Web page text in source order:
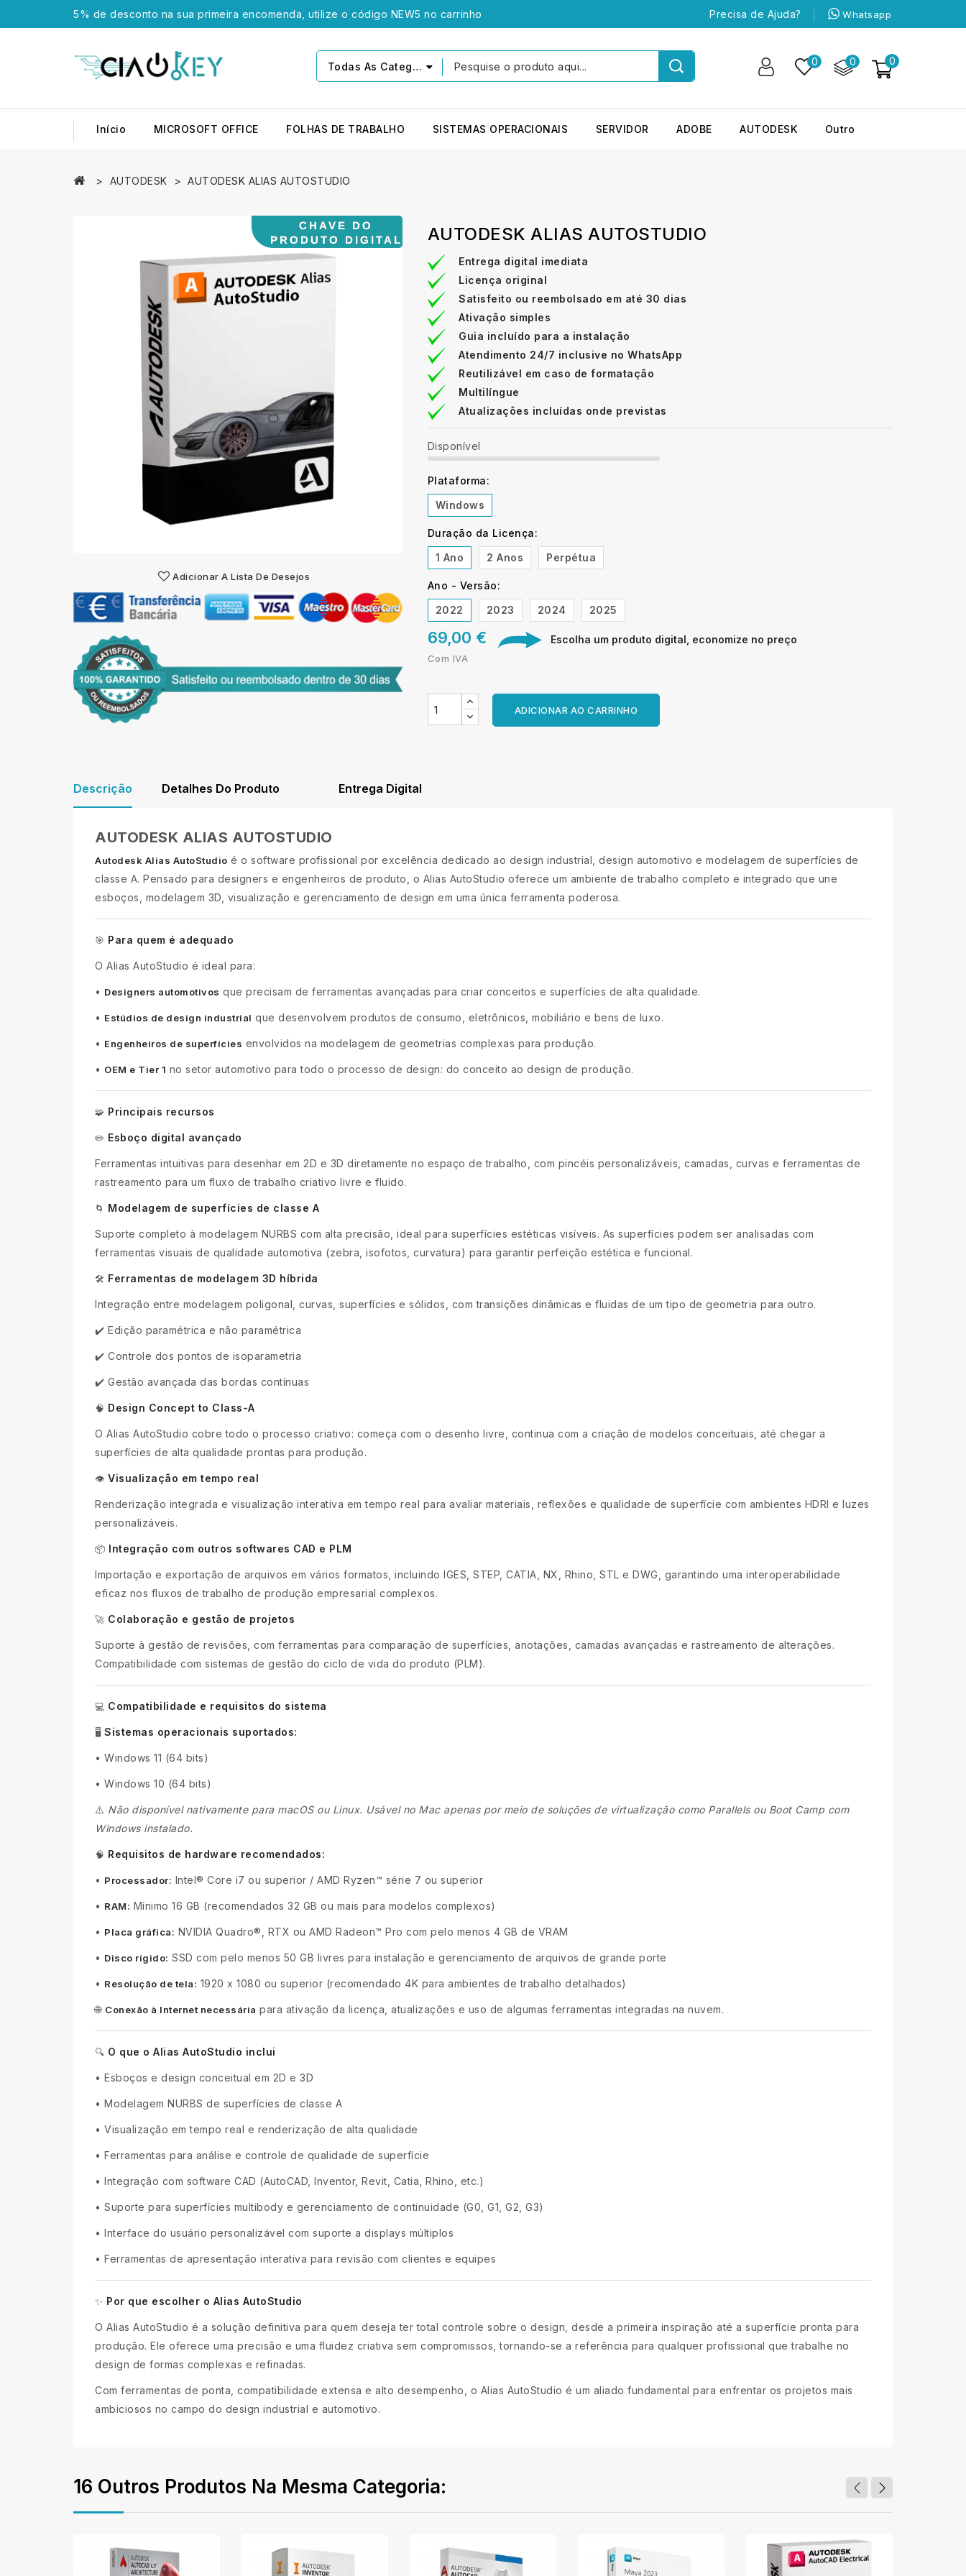
5% de desconto na sua primeira encomenda, utilize o código NEW5 no carrinho Whatsapp
Precisa de Ajuda?
0
0
0
Todas As Categorias
Início MICROSOFT OFFICE FOLHAS DE TRABALHO SISTEMAS OPERACIONAIS SERVIDOR ADOBE AUTODESK Outro
AUTODESK AUTODESK ALIAS AUTOSTUDIO
Adicionar A Lista De Desejos
AUTODESK ALIAS AUTOSTUDIO
Entrega digital imediata
Licença original
Satisfeito ou reembolsado em até 30 dias
Ativação simples
Guia incluído para a instalação
Atendimento 24/7 inclusive no WhatsApp
Reutilizável em caso de formatação
Multilíngue
Atualizações incluídas onde previstas
Disponível
Plataforma:
Windows
Duração da Licença:
1 Ano
2 Anos Perpétua
Ano - Versão:
2022
2023 2024 2025
69,00 € Escolha um produto digital, economize no preço
Com IVA
ADICIONAR AO CARRINHO
Descrição Detalhes Do Produto Entrega Digital
AUTODESK ALIAS AUTOSTUDIO
Autodesk Alias AutoStudio é o software profissional por excelência dedicado ao design industrial, design automotivo e modelagem de superfícies de
classe A. Pensado para designers e engenheiros de produto, o Alias AutoStudio oferece um ambiente de trabalho completo e integrado que une
esboços, modelagem 3D, visualização e gerenciamento de design em uma única ferramenta poderosa.
🎯 Para quem é adequado
O Alias AutoStudio é ideal para:
• Designers automotivos que precisam de ferramentas avançadas para criar conceitos e superfícies de alta qualidade.
• Estúdios de design industrial que desenvolvem produtos de consumo, eletrônicos, mobiliário e bens de luxo.
• Engenheiros de superfícies envolvidos na modelagem de geometrias complexas para produção.
• OEM e Tier 1 no setor automotivo para todo o processo de design: do conceito ao design de produção.
🧩 Principais recursos
✏️ Esboço digital avançado
Ferramentas intuitivas para desenhar em 2D e 3D diretamente no espaço de trabalho, com pincéis personalizáveis, camadas, curvas e ferramentas de
rastreamento para um fluxo de trabalho criativo livre e fluido.
🌀 Modelagem de superfícies de classe A
Suporte completo à modelagem NURBS com alta precisão, ideal para superfícies estéticas visíveis. As superfícies podem ser analisadas com
ferramentas visuais de qualidade automotiva (zebra, isofotos, curvatura) para garantir perfeição estética e funcional.
🛠️ Ferramentas de modelagem 3D híbrida
Integração entre modelagem poligonal, curvas, superfícies e sólidos, com transições dinâmicas e fluidas de um tipo de geometria para outro.
✔️ Edição paramétrica e não paramétrica
✔️ Controle dos pontos de isoparametria
✔️ Gestão avançada das bordas contínuas
🧠 Design Concept to Class-A
O Alias AutoStudio cobre todo o processo criativo: começa com o desenho livre, continua com a criação de modelos conceituais, até chegar a
superfícies de alta qualidade prontas para produção.
👁️ Visualização em tempo real
Renderização integrada e visualização interativa em tempo real para avaliar materiais, reflexões e qualidade de superfície com ambientes HDRI e luzes
personalizáveis.
📦 Integração com outros softwares CAD e PLM
Importação e exportação de arquivos em vários formatos, incluindo IGES, STEP, CATIA, NX, Rhino, STL e DWG, garantindo uma interoperabilidade
eficaz nos fluxos de trabalho de produção empresarial complexos.
🚀 Colaboração e gestão de projetos
Suporte à gestão de revisões, com ferramentas para comparação de superfícies, anotações, camadas avançadas e rastreamento de alterações.
Compatibilidade com sistemas de gestão do ciclo de vida do produto (PLM).
💻 Compatibilidade e requisitos do sistema
🖥️ Sistemas operacionais suportados:
• Windows 11 (64 bits)
• Windows 10 (64 bits)
⚠️ Não disponível nativamente para macOS ou Linux. Usável no Mac apenas por meio de soluções de virtualização como Parallels ou Boot Camp com
Windows instalado.
🧠 Requisitos de hardware recomendados:
• Processador: Intel® Core i7 ou superior / AMD Ryzen™ série 7 ou superior
• RAM: Mínimo 16 GB (recomendados 32 GB ou mais para modelos complexos)
• Placa gráfica: NVIDIA Quadro®, RTX ou AMD Radeon™ Pro com pelo menos 4 GB de VRAM
• Disco rígido: SSD com pelo menos 50 GB livres para instalação e gerenciamento de arquivos de grande porte
• Resolução de tela: 1920 x 1080 ou superior (recomendado 4K para ambientes de trabalho detalhados)
🌐 Conexão à Internet necessária para ativação da licença, atualizações e uso de algumas ferramentas integradas na nuvem.
🔍 O que o Alias AutoStudio inclui
• Esboços e design conceitual em 2D e 3D
• Modelagem NURBS de superfícies de classe A
• Visualização em tempo real e renderização de alta qualidade
• Ferramentas para análise e controle de qualidade de superfície
• Integração com software CAD (AutoCAD, Inventor, Revit, Catia, Rhino, etc.)
• Suporte para superfícies multibody e gerenciamento de continuidade (G0, G1, G2, G3)
• Interface do usuário personalizável com suporte a displays múltiplos
• Ferramentas de apresentação interativa para revisão com clientes e equipes
✨ Por que escolher o Alias AutoStudio
O Alias AutoStudio é a solução definitiva para quem deseja ter total controle sobre o design, desde a primeira inspiração até a superfície pronta para
produção. Ele oferece uma precisão e uma fluidez criativa sem compromissos, tornando-se a referência para qualquer profissional que trabalhe no
design de formas complexas e refinadas.
Com ferramentas de ponta, compatibilidade extensa e alto desempenho, o Alias AutoStudio é um aliado fundamental para enfrentar os projetos mais
ambiciosos no campo do design industrial e automotivo.
16 Outros Produtos Na Mesma Categoria: